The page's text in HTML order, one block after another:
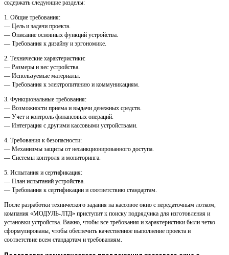
содержать следующие разделы:
1. Общие требования:
— Цель и задачи проекта.
— Описание основных функций устройства.
— Требования к дизайну и эргономике.
2. Технические характеристики:
— Размеры и вес устройства.
— Используемые материалы.
— Требования к электропитанию и коммуникациям.
3. Функциональные требования:
— Возможности приема и выдачи денежных средств.
— Учет и контроль финансовых операций.
— Интеграция с другими кассовыми устройствами.
4. Требования к безопасности:
— Механизмы защиты от несанкционированного доступа.
— Системы контроля и мониторинга.
5. Испытания и сертификация:
— План испытаний устройства.
— Требования к сертификации и соответствию стандартам.
После разработки технического задания на кассовое окно с передаточным лотком,
компания «МОДУЛЬ-ЛТД» приступит к поиску подрядчика для изготовления и
установки устройства. Важно, чтобы все требования и характеристики были четко
сформулированы, чтобы обеспечить качественное выполнение проекта и
соответствие всем стандартам и требованиям.